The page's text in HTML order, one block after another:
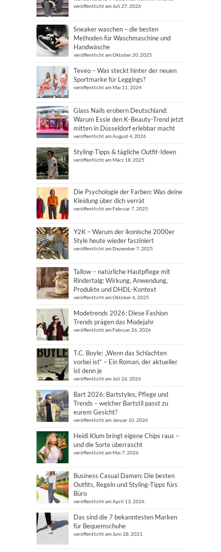
veröffentlicht am Juli 27, 2026
Sneaker waschen – die besten
Methoden für Waschmaschine und
Handwäsche
veröffentlicht am Oktober 20, 2025
Teveo – Was steckt hinter der neuen
Sportmarke für Leggings?
veröffentlicht am Mai 11, 2024
Glass Nails erobern Deutschland:
Warum Essie den K-Beauty-Trend jetzt
mitten in Düsseldorf erlebbar macht
veröffentlicht am August 4, 2026
Styling-Tipps & tägliche Outfit-Ideen
veröffentlicht am März 18, 2025
Die Psychologie der Farben: Was deine
Kleidung über dich verrät
veröffentlicht am Februar 7, 2025
Y2K – Warum der ikonische 2000er
Style heute wieder fasziniert
veröffentlicht am Dezember 7, 2025
Tallow – natürliche Hautpflege mit
Rindertalg: Wirkung, Anwendung,
Produkte und DHDL-Kontext
veröffentlicht am Oktober 6, 2025
Modetrends 2026: Diese Fashion
Trends prägen das Modejahr
veröffentlicht am Februar 26, 2026
T.C. Boyle: „Wenn das Schlachten
vorbei ist“ – Ein Roman, der aktueller
ist denn je
veröffentlicht am Juli 26, 2026
Bart 2026: Bartstyles, Pflege und
Trends – welcher Bartstil passt zu
eurem Gesicht?
veröffentlicht am Januar 10, 2026
Heidi Klum bringt eigene Chips raus –
und die Sorte überrascht
veröffentlicht am Mai 7, 2026
Business Casual Damen: Die besten
Outfits, Regeln und Styling-Tipps fürs
Büro
veröffentlicht am April 13, 2026
Das sind die 7 bekanntesten Marken
für Bequemschuhe
veröffentlicht am Juni 28, 2021